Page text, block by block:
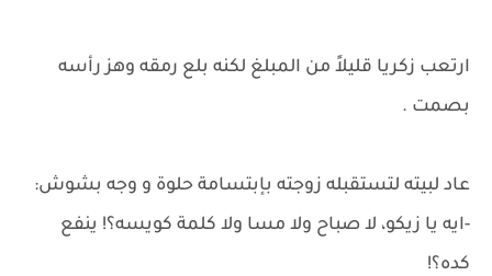
ارتعب زكريا قليلاً من المبلغ لكنه بلع رمقه وهز رأسه
بصمت .
عاد لبيته لتستقبله زوجته بإبتسامة حلوة و وجه بشوش:
-ايه يا زيكو، لا صباح ولا مسا ولا كلمة كويسه؟! ينفع
كده؟!